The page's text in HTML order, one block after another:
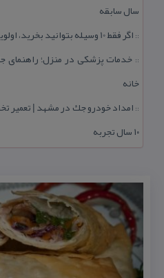
سال سابقه
:: اگر فقط 10 وسیله بتوانید بخرید، اولویت با كدام تجهیزات است؟
:: خدمات پزشكی در منزل؛ راهنمای
خانه
::
۱۰ سال تجربه